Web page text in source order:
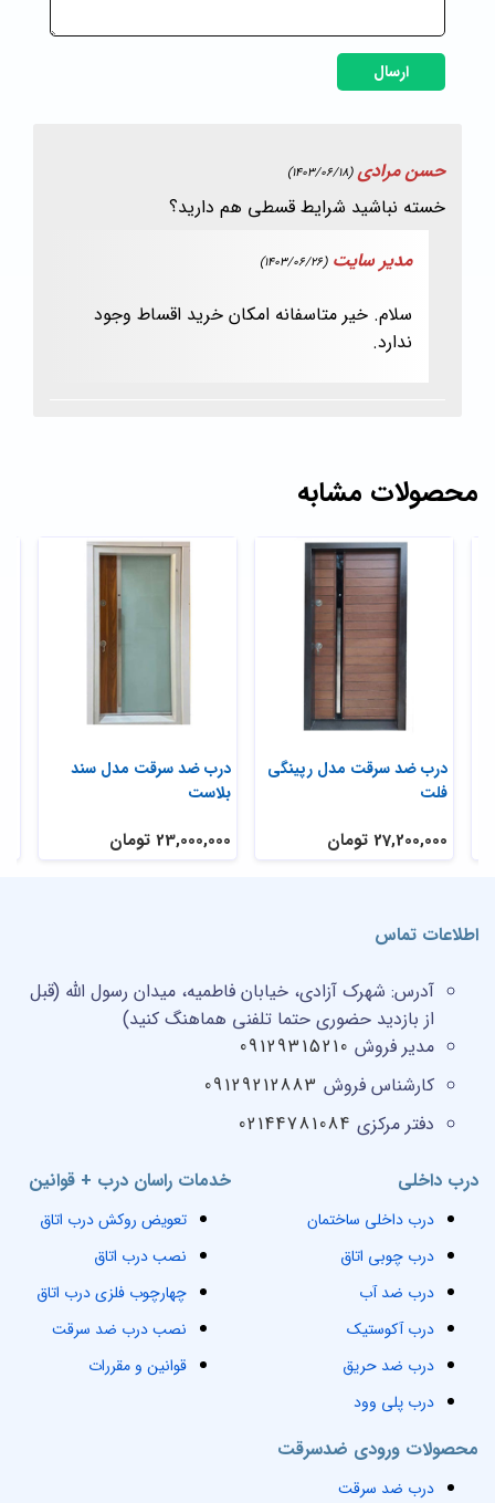
ارسال
حسن مرادی (1403/06/18)
خسته نباشید شرایط قسطی هم دارید؟
مدیر سایت (1403/06/26)
سلام. خیر متاسفانه امکان خرید اقساط وجود
ندارد.
محصولات مشابه
درب ضد سرقت مدل سند
بلاست
23,000,000 تومان
درب ضد سرقت مدل رپینگی
فلت
27,200,000 تومان
خدمات راسان درب + قوانین
تعویض روکش درب اتاق
نصب درب اتاق
چهارچوب فلزی درب اتاق
نصب درب ضد سرقت
قوانین و مقررات
محصولات ورودی ضدسرقت
درب ضد سرقت
درب داخلی
درب داخلی ساختمان
درب چوبی اتاق
درب ضد آب
درب آکوستیک
درب ضد حریق
درب پلی وود
اطلاعات تماس
آدرس: شهرک آزادی، خیابان فاطمیه، میدان رسول الله (قبل
از بازدید حضوری حتما تلفنی هماهنگ کنید)
مدیر فروش 09129315210
کارشناس فروش 09129212883
دفتر مرکزی 02144781084